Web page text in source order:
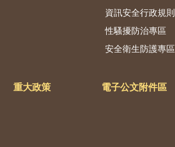
資訊安全行政規則
性騷擾防治專區
安全衛生防護專區
重大政策 電子公文附件區